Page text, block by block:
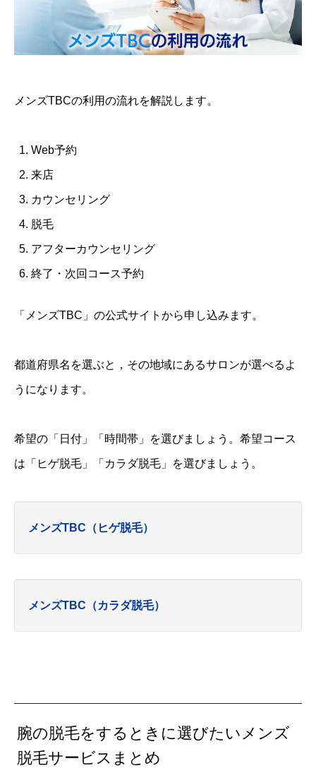
メンズTBCの利用の流れを解説します。
Web予約
来店
カウンセリング
脱毛
アフターカウンセリング
終了・次回コース予約
「メンズTBC」の公式サイトから申し込みます。
都道府県名を選ぶと，その地域にあるサロンが選べるよ
うになります。
希望の「日付」「時間帯」を選びましょう。希望コース
は「ヒゲ脱毛」「カラダ脱毛」を選びましょう。
メンズTBC（ヒゲ脱毛）
メンズTBC（カラダ脱毛）
腕の脱毛をするときに選びたいメンズ
脱毛サービスまとめ